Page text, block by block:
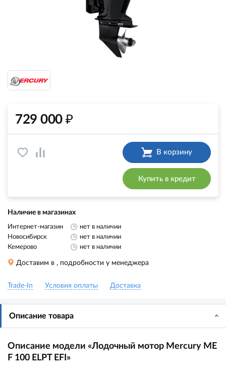
729 000 ₽
В корзину
Купить в кредит
Наличие в магазинах
Интернет-магазин
нет в наличии
Новосибирск
нет в наличии
Кемерово
нет в наличии
Доставим в , подробности у менеджера
Trade-In Условия оплаты Доставка
Описание товара
Описание модели «Лодочный мотор Mercury ME
F 100 ELPT EFI»